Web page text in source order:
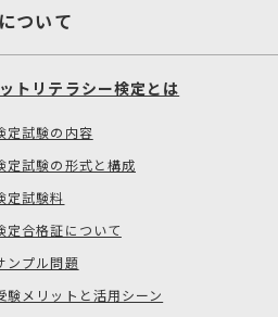
ついて
トリテラシー検定とは
定試験の内容
定試験の形式と構成
定試験料
定合格証について
ンプル問題
験メリットと活用シーン